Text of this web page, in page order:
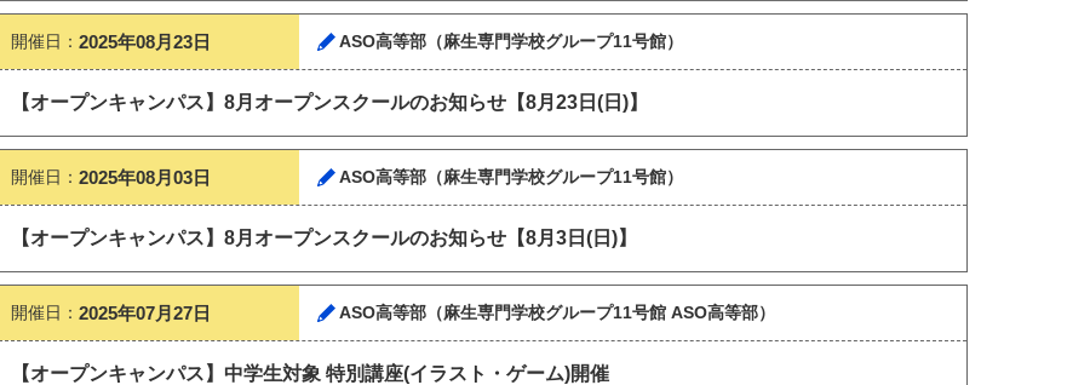
開催日： 2025年08月23日 ASO高等部（麻生専門学校グループ11号館）
【オープンキャンパス】8月オープンスクールのお知らせ【8月23日(日)】
開催日： 2025年08月03日 ASO高等部（麻生専門学校グループ11号館）
【オープンキャンパス】8月オープンスクールのお知らせ【8月3日(日)】
開催日： 2025年07月27日 ASO高等部（麻生専門学校グループ11号館 ASO高等部）
【オープンキャンパス】中学生対象 特別講座(イラスト・ゲーム)開催